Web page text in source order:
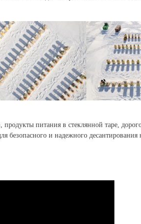
питания в стеклянной таре,
безопасного и надежного